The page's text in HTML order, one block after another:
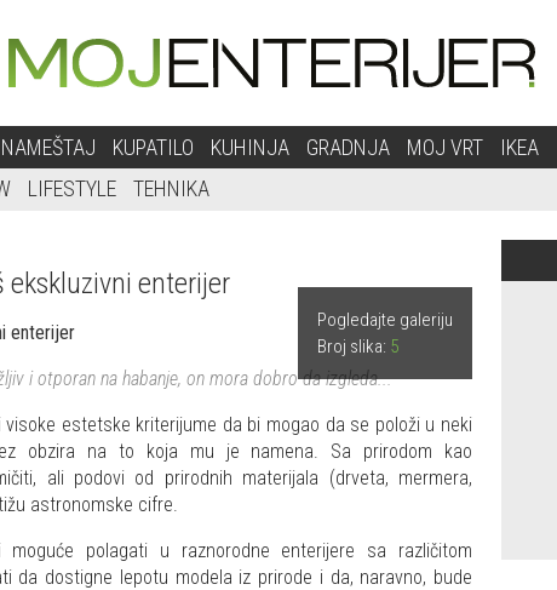
NAMEŠTAJ KUPATILO KUHINJA GRADNJA MOJ VRT IKEA
LIFESTYLE TEHNIKA
ekskluzivni enterijer
Pogledajte galeriju
Broj slika: 5
i otporan na habanje, on mora dobro da izgleda...
estetske kriterijume da bi mogao da se položi u neki
obzira na to koja mu je namena. Sa prirodom kao
ali podovi od prirodnih materijala (drveta, mermera,
astronomske cifre.
polagati u raznorodne enterijere sa različitom
da dostigne lepotu modela iz prirode i da, naravno, bude